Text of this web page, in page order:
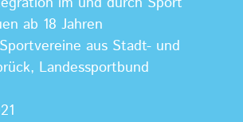
ab 18 Jahren
aus Stadt- und
Landessportbund